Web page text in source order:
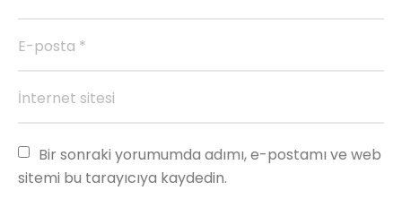
Bir sonraki yorumumda adımı, e-postamı ve web
sitemi bu tarayıcıya kaydedin.